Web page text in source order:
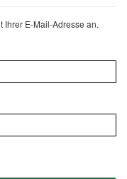
Ihrer E-Mail-Adresse an.